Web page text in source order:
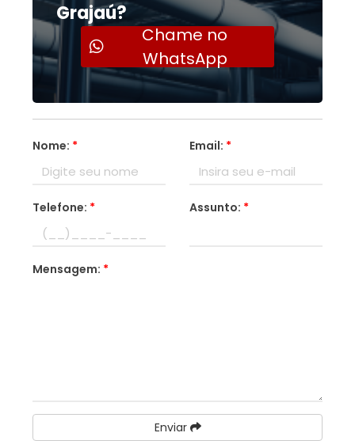
Grajaú?
Chame no
WhatsApp
Nome: * Email: *
Telefone: * Assunto: *
Mensagem: *
Enviar